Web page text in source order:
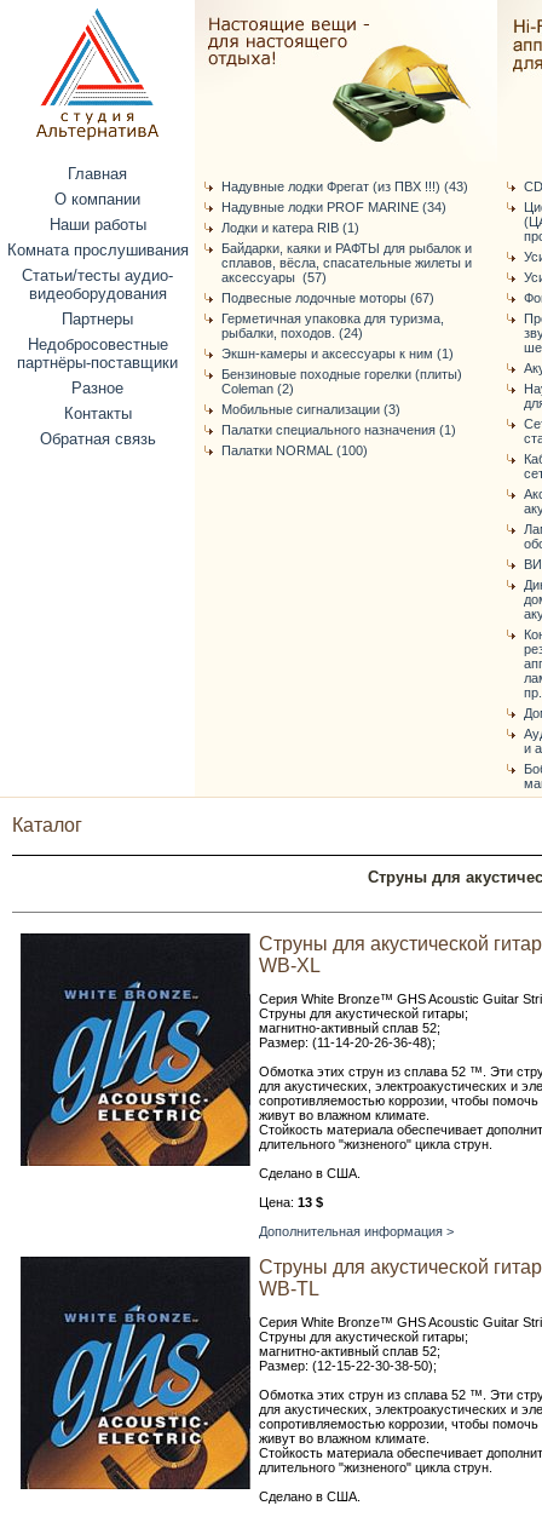
Главная
О компании
Наши работы
Комната прослушивания
Статьи/тесты аудио-
видеоборудования
Партнеры
Недобросовестные
партнёры-поставщики
Разное
Контакты
Обратная связь
Надувные лодки Фрегат (из ПВХ !!!) (43)
Надувные лодки PROF MARINE (34)
Лодки и катера RIB (1)
Байдарки, каяки и РАФТЫ для рыбалок и
сплавов, вёсла, спасательные жилеты и
аксессуары (57)
Подвесные лодочные моторы (67)
Герметичная упаковка для туризма,
рыбалки, походов. (24)
Экшн-камеры и аксессуары к ним (1)
Бензиновые походные горелки (плиты)
Coleman (2)
Мобильные сигнализации (3)
Палатки специального назначения (1)
Палатки NORMAL (100)
и
Каталог
Струны для
Струны для акустической
WB-XL
Серия White Bronze™ GHS Acoustic Guitar
Струны для акустической гитары;
магнитно-активный сплав 52;
Размер: (11-14-20-26-36-48);
Обмотка этих струн из сплава 52 ™. Эти
для акустических, электроакустических и
сопротивляемостью коррозии, чтобы
живут во влажном климате.
Стойкость материала обеспечивает
длительного "жизненого" цикла струн.
Сделано в США.
Цена: 13 $
Дополнительная информация >
Струны для акустической
WB-TL
Серия White Bronze™ GHS Acoustic Guitar
Струны для акустической гитары;
магнитно-активный сплав 52;
Размер: (12-15-22-30-38-50);
Обмотка этих струн из сплава 52 ™. Эти
для акустических, электроакустических и
сопротивляемостью коррозии, чтобы
живут во влажном климате.
Стойкость материала обеспечивает
длительного "жизненого" цикла струн.
Сделано в США.